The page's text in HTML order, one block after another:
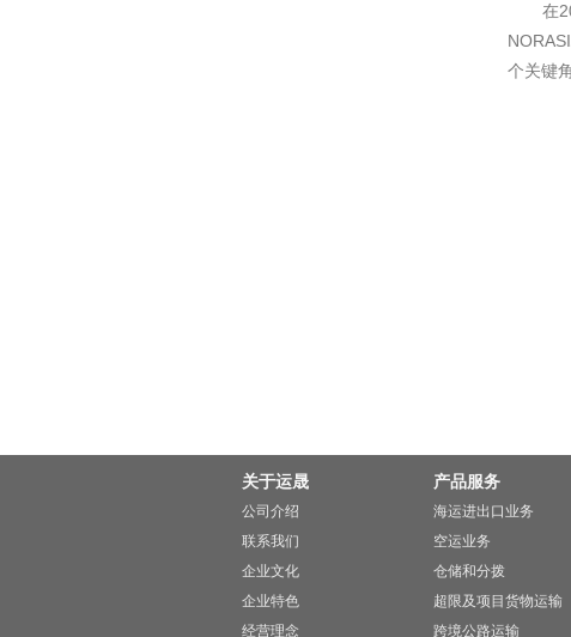
在
个关键
关于运晟
公司介绍
联系我们
企业文化
企业特色
经营理念
产品服务
海运进出口业务
空运业务
仓储和分拨
超限及项目货物运输
跨境公路运输